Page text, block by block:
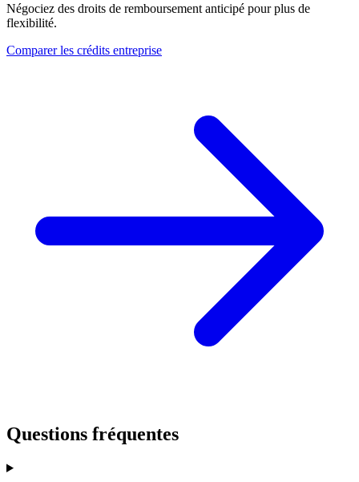
Négociez des droits de remboursement anticipé pour plus de
flexibilité.
Comparer les crédits entreprise
Questions fréquentes